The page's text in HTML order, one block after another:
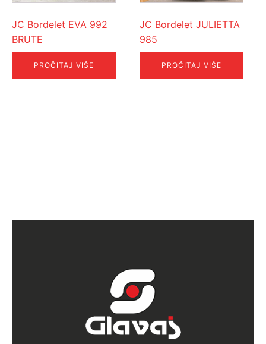
JC Bordelet EVA 992
BRUTE
PROČITAJ VIŠE
JC Bordelet JULIETTA
985
PROČITAJ VIŠE